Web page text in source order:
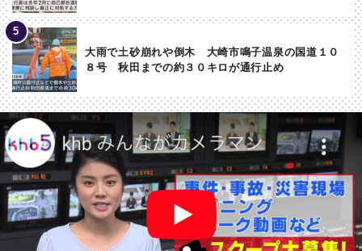
大雨で土砂崩れや倒木 大崎市鳴子温泉の国道１０
８号 秋田までの約３０キロが通行止め